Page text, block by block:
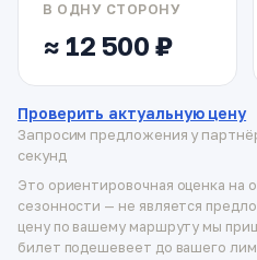
В ОДНУ СТОРОНУ
≈ 12 500 ₽
Проверить актуальную цену
Запросим предложения у
секунд
Это ориентировочная оценка на
сезонности — не является
цену по вашему маршруту мы
билет подешевеет до вашего